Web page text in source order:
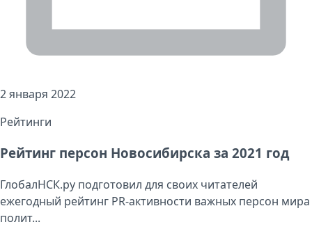
2 января 2022
Рейтинги
Рейтинг персон Новосибирска за 2021 год
ГлобалНСК.ру подготовил для своих читателей
ежегодный рейтинг PR-активности важных персон мира
полит...